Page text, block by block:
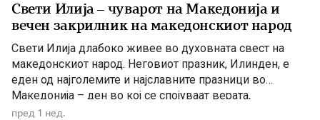
Свети Илија – чуварот на Македонија и
вечен закрилник на македонскиот народ
Свети Илија длабоко живее во духовната свест на
македонскиот народ. Неговиот празник, Илинден, е
еден од најголемите и најславните празници во
Македонија – ден во кој се спојуваат верата,
историјата, борбата за слобода и љубовта кон
пред 1 нед.